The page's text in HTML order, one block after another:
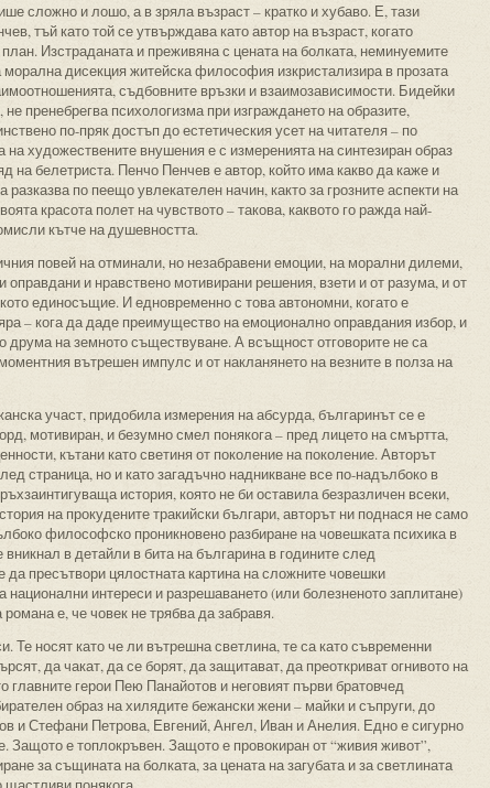
сложно и лошо, а в зряла възраст – кратко и хубаво. Е, тази
тъй като той се утвърждава като автор на възраст, когато
Изстраданата и преживяна с цената на болката, неминуемите
дисекция житейска философия изкристализира в прозата
съдбовните връзки и взаимозависимости. Бидейки
пренебрегва психологизма при изграждането на образите,
по-пряк достъп до естетическия усет на читателя – по
художествените внушения е с измеренията на синтезиран образ
на белетриста. Пенчо Пенчев е автор, който има какво да каже и
по пеещо увлекателен начин, както за грозните аспекти на
красота полет на чувството – такова, каквото го ражда най-
кътче на душевността.
повей на отминали, но незабравени емоции, на морални дилеми,
и нравствено мотивирани решения, взети и от разума, и от
единосъщие. И едновременно с това автономни, когато е
– кога да даде преимущество на емоционално оправдания избор, и
друма на земното съществуване. А всъщност отговорите не са
вътрешен импулс и от накланянето на везните в полза на
участ, придобила измерения на абсурда, българинът се е
мотивиран, и безумно смел понякога – пред лицето на смъртта,
кътани като светиня от поколение на поколение. Авторът
страница, но и като загадъчно надникване все по-надълбоко в
история, която не би оставила безразличен всеки,
на прокудените тракийски българи, авторът ни поднася не само
философско проникновено разбиране на човешката психика в
в детайли в бита на българина в годините след
пресътвори цялостната картина на сложните човешки
интереси и разрешаването (или болезненото заплитане)
е, че човек не трябва да забравя.
Те носят като че ли вътрешна светлина, те са като съвременни
да чакат, да се борят, да защитават, да преоткриват огнивото на
герои Пею Панайотов и неговият първи братовчед
образ на хилядите бежански жени – майки и съпруги, до
и Стефани Петрова, Евгений, Ангел, Иван и Анелия. Едно е сигурно
Защото е топлокръвен. Защото е провокиран от “живия живот”,
за същината на болката, за цената на загубата и за светлината